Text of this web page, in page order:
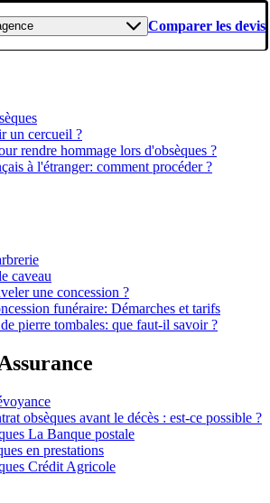
Comparer les devis
un cercueil ?
rendre hommage lors d'obsèques ?
à l'étranger: comment procéder ?
caveau
une concession ?
funéraire: Démarches et tarifs
pierre tombales: que faut-il savoir ?
obsèques avant le décès : est-ce possible ?
La Banque postale
en prestations
Crédit Agricole